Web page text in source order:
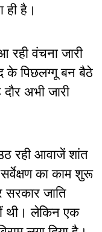
ही है।
वंचना जारी
के पिछलग्गू बन बैठे
अभी जारी
रही आवाजें शांत
का काम शुरू
सरकार जाति
थी। लेकिन एक